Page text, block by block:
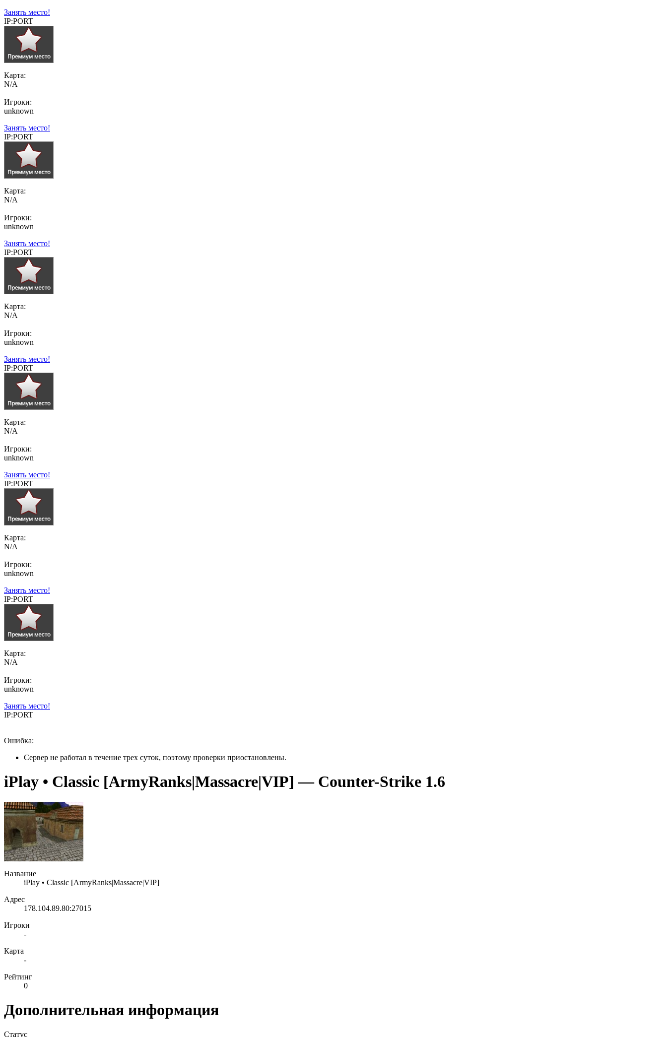
Занять место!
IP:PORT
Карта:
N/A
Игроки:
unknown
Занять место!
IP:PORT
Карта:
N/A
Игроки:
unknown
Занять место!
IP:PORT
Карта:
N/A
Игроки:
unknown
Занять место!
IP:PORT
Карта:
N/A
Игроки:
unknown
Занять место!
IP:PORT
Карта:
N/A
Игроки:
unknown
Занять место!
IP:PORT
Карта:
N/A
Игроки:
unknown
Занять место!
IP:PORT
Ошибка:
Сервер не работал в течение трех суток, поэтому проверки приостановлены.
iPlay • Classic [ArmyRanks|Massacre|VIP] — Counter-Strike 1.6
Название
iPlay • Classic [ArmyRanks|Massacre|VIP]
Адрес
178.104.89.80:27015
Игроки
-
Карта
-
Рейтинг
0
Дополнительная информация
Статус